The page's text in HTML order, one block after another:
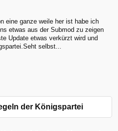
eine ganze weile her ist habe ich
etwas aus der Submod zu zeigen
Update etwas verkürzt wird und
selbst...
der Königspartei